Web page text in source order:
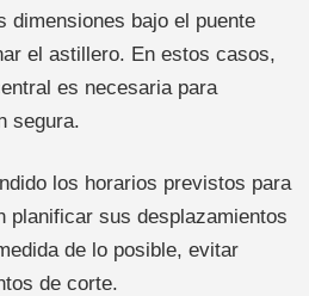
dimensiones bajo el puente
el astillero. En estos casos,
es necesaria para
segura.
los horarios previstos para
planificar sus desplazamientos
de lo posible, evitar
de corte.